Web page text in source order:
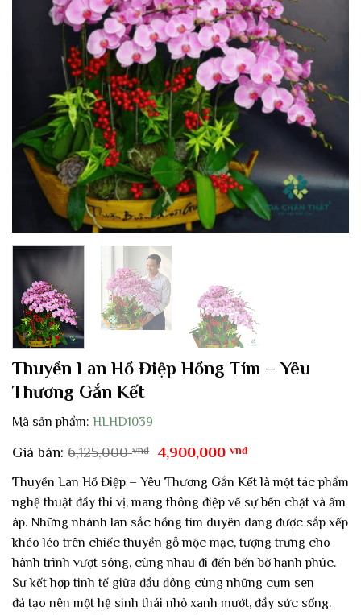
Thuyền Lan Hồ Điệp Hồng Tím – Yêu
Thương Gắn Kết
Mã sản phẩm: HLHD1039
Giá bán: 6,125,000vnđ
Giá
là:
6,125,000 vnđ.
4,900,000vnđGiá
tại
là:
4,900,000 vnđ.
Thuyền Lan Hồ Điệp – Yêu Thương Gắn Kếtlà một tác phẩm
nghệ thuật đầy thi vị, mang thông điệp về sự bền chặt và ấm
áp. Những nhành lan sắchồng tím duyên dáng được sắp xếp
khéo léo trên chiếc thuyền gỗmộc mạc, tượng trưng cho
hành trình vượt sóng, cùng nhau đi đến bến bờ hạnh phúc.
Sự kết hợp tinh tế giữa đầu đông cùng những cụm sen
đá tạo nên một hệ sinh thái nhỏ xanh mướt, đầy sức sống.